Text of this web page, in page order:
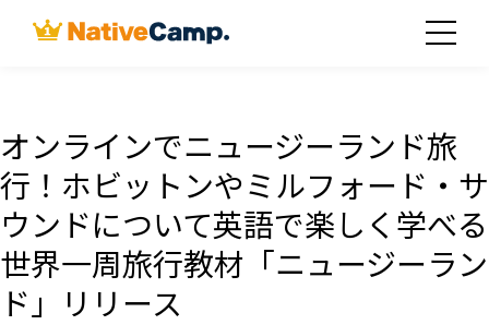
オンラインでニュージーランド旅
行！ホビットンやミルフォード・サ
ウンドについて英語で楽しく学べる
世界一周旅行教材「ニュージーラン
ド」リリース